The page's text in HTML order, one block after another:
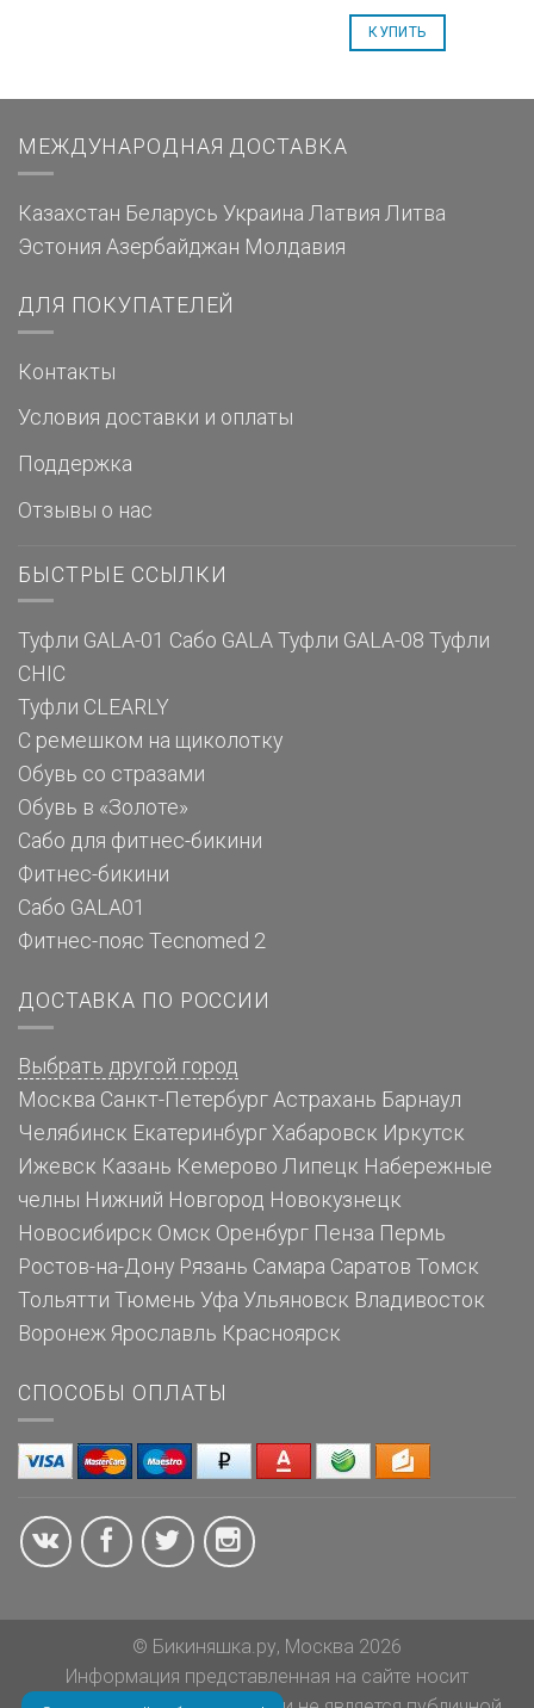
КУПИТЬ
МЕЖДУНАРОДНАЯ ДОСТАВКА
Казахстан Беларусь Украина Латвия Литва
Эстония Азербайджан Молдавия
ДЛЯ ПОКУПАТЕЛЕЙ
Контакты
Условия доставки и оплаты
Поддержка
Отзывы о нас
БЫСТРЫЕ ССЫЛКИ
Туфли GALA-01 Сабо GALA Туфли GALA-08 Туфли
CHIC
Туфли CLEARLY
С ремешком на щиколотку
Обувь со стразами
Обувь в «Золоте»
Сабо для фитнес-бикини
Фитнес-бикини
Сабо GALA01
Фитнес-пояс Tecnomed 2
ДОСТАВКА ПО РОССИИ
Выбрать другой город
Москва Санкт-Петербург Астрахань Барнаул
Челябинск Екатеринбург Хабаровск Иркутск
Ижевск Казань Кемерово Липецк Набережные
челны Нижний Новгород Новокузнецк
Новосибирск Омск Оренбург Пенза Пермь
Ростов-на-Дону Рязань Самара Саратов Томск
Тольятти Тюмень Уфа Ульяновск Владивосток
Воронеж Ярославль Красноярск
СПОСОБЫ ОПЛАТЫ
© Бикиняшка.ру, Москва 2026
Информация представленная на сайте носит